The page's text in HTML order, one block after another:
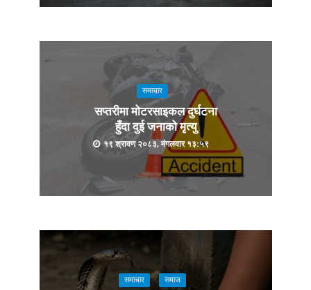
समाचार
सप्तरीमा मोटरसाइकल दुर्घटना
हुँदा दुई जनाको मृत्यु
१९ श्रावण २०८३, मंगलवार १३:५९
समाचार समाज